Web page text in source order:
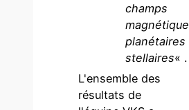
champs
planétaires
stellaires« .
L'ensemble des
résultats de